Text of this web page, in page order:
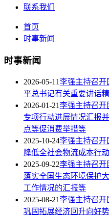
联系我们
首页
时事新闻
时事新闻
2026-05-11李强主持召开
平总书记有关重要讲话
2026-01-21李强主持召开
专项行动进展情况汇报
点等促消费举措等
2025-10-24李强主持召开
降低全社会物流成本行
2025-09-22李强主持召开
落实全国生态环境保护
工作情况的汇报等
2025-08-21李强主持召开
巩固拓展经济回升向好